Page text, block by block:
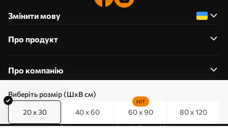
Виберіть розмір (ШхВ см)
20 x 30 40 x 60 60 x 90
HIT
80 x 120
Змінити мову
Про продукт
Про компанію
0800357223